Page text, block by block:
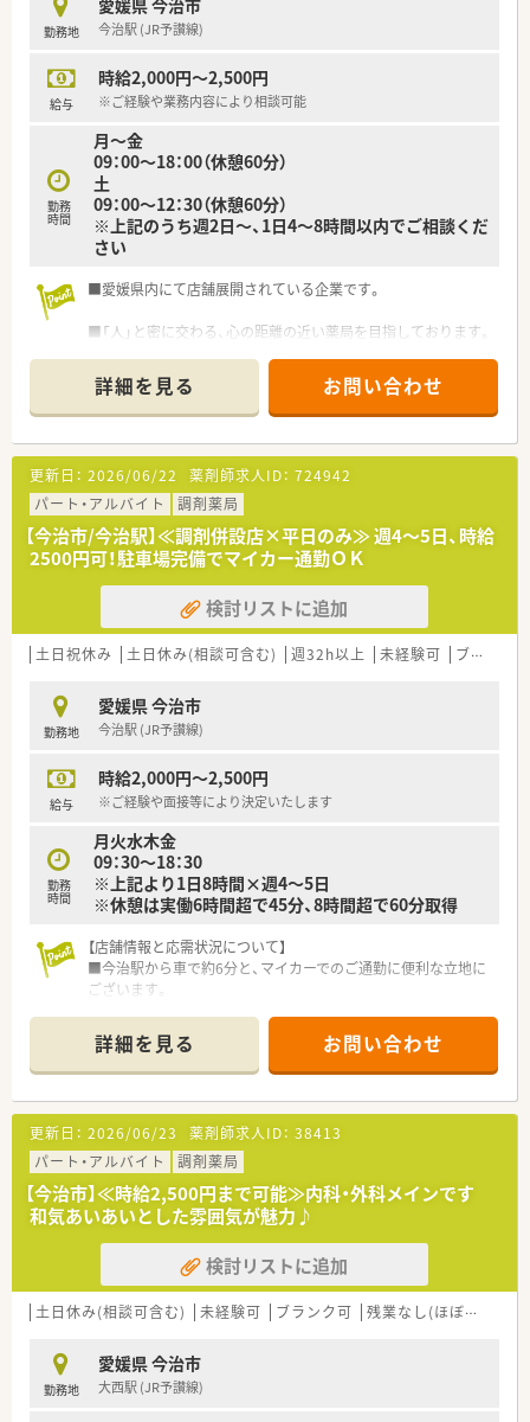
■高齢者の患者様が多く、日々丁寧な積極を心掛け患者様と向き
合われています。
につけることができます。
■自然に囲まれた交通量も少ないエリアとなります。
＜こんな方にもおススメ＞
■残業時間なくメリハリつけて働きたい方
■在宅にご興味のある方
勤務地
愛媛県 今治市
今治駅 (JR予讃線)
給与
時給2,000円～2,500円
※ご経験や業務内容により相談可能
勤務
時間
月～金
09：00～18：00（休憩60分）
土
09：00～12：30（休憩60分）
※上記のうち週2日～、1日4～8時間以内でご相談くだ
さい
■愛媛県内にて店舗展開されている企業です。
■「人」と密に交わる、心の距離の近い薬局を目指しております。
詳細を見る お問い合わせ
更新日： 2026/06/22 薬剤師求人ID： 724942
パート・アルバイト
調剤薬局
【今治市/今治駅】≪調剤併設店×平日のみ≫ 週4～5日、時給
2500円可！駐車場完備でマイカー通勤ＯＫ
検討リストに追加
土日祝休み 土日休み(相談可含む) 週32h以上 未経験可 ブランク可
勤務地
愛媛県 今治市
今治駅 (JR予讃線)
給与
時給2,000円～2,500円
※ご経験や面接等により決定いたします
勤務
時間
月火水木金
09：30～18：30
※上記より1日8時間×週4～5日
※休憩は実働6時間超で45分、8時間超で60分取得
【店舗情報と応需状況について】
■今治駅から車で約6分と、マイカーでのご通勤に便利な立地に
ございます。
【法人特徴について】
■四国4県を中心にドラッグストア事業を50店舗以上展開し、地
域社会の健康を支えています。
■2022年より大手ドラッグストアグループの一員となり、より
安定した経営基盤を確立しました。
■調剤併設店の出店を加速させており、四国エリアでトップクラ
スのスピードで成長しています。
詳細を見る お問い合わせ
更新日： 2026/06/23 薬剤師求人ID： 38413
パート・アルバイト
調剤薬局
【今治市】≪時給2,500円まで可能≫内科・外科メインです
和気あいあいとした雰囲気が魅力♪
検討リストに追加
土日休み(相談可含む) 未経験可 ブランク可 残業なし(ほぼなし含む)
勤務地
愛媛県 今治市
大西駅 (JR予讃線)